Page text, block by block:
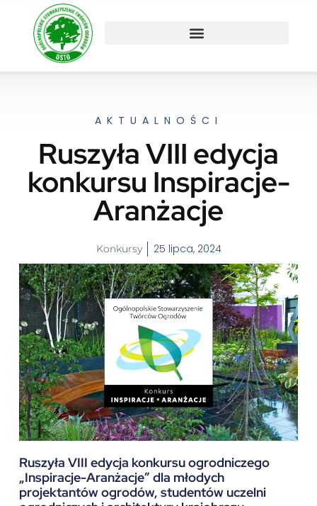
AKTUALNOŚCI
Ruszyła VIII edycja
konkursu Inspiracje-
Aranżacje
Konkursy 25 lipca, 2024
Ruszyła VIII edycja konkursu ogrodniczego
„Inspiracje-Aranżacje” dla młodych
projektantów ogrodów, studentów uczelni